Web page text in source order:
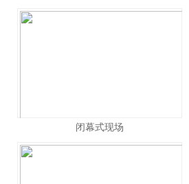
闭幕式现场